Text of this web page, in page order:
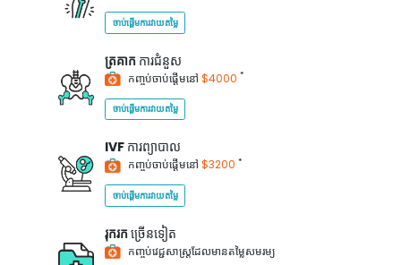
ចាប់ផ្តើមការវាយតម្លៃ
ត្រគាក ការជំនួស
កញ្ចប់ចាប់ផ្តើមនៅ $4000 *
ចាប់ផ្តើមការវាយតម្លៃ
IVF ការព្យាបាល
កញ្ចប់ចាប់ផ្តើមនៅ $3200 *
ចាប់ផ្តើមការវាយតម្លៃ
រុករក ច្រើនទៀត
កញ្ចប់វេជ្ជសាស្ត្រដែលមានតម្លៃសមរម្យ